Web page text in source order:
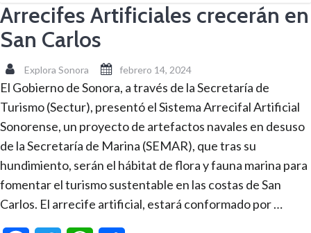
Arrecifes Artificiales crecerán en
San Carlos
Explora Sonora febrero 14, 2024
El Gobierno de Sonora, a través de la Secretaría de
Turismo (Sectur), presentó el Sistema Arrecifal Artificial
Sonorense, un proyecto de artefactos navales en desuso
de la Secretaría de Marina (SEMAR), que tras su
hundimiento, serán el hábitat de flora y fauna marina para
fomentar el turismo sustentable en las costas de San
Carlos. El arrecife artificial, estará conformado por …